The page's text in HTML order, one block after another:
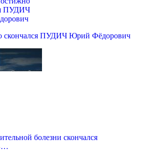
скончался ПУДИЧ Юрий Фёдорович
болезни скончался